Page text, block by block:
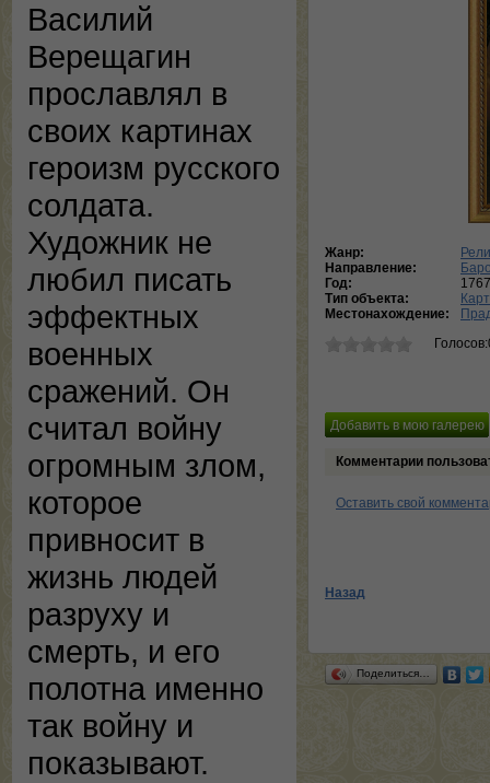
Василий
Верещагин
прославлял в
своих картинах
героизм русского
солдата.
Художник не
любил писать
эффектных
военных
сражений. Он
считал войну
огромным злом,
которое
привносит в
жизнь людей
разруху и
смерть, и его
полотна именно
так войну и
показывают.
Жанр:
Направление:
Год:
Тип объекта:
Местонахождение:
Комментарии
Оставить свой
Назад
Поделиться…